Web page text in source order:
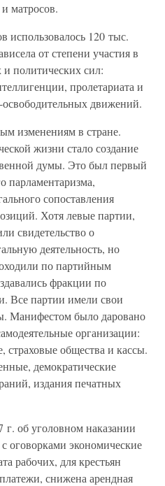
матросов.
использовалось 120 тыс.
от степени участия в
политических сил:
пролетариата и
освободительных движений.
изменениям в стране.
жизни стало создание
думы. Это был первый
парламентаризма,
сопоставления
Хотя левые партии,
свидетельство о
деятельность, но
по партийным
фракции по
Все партии имели свои
Манифестом было даровано
организации:
общества и кассы.
демократические
издания печатных
об уголовном наказании
оговорками экономические
рабочих, для крестьян
снижена арендная